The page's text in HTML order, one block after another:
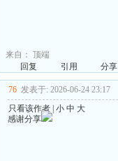
来自： 顶端
回复
引用 分享
76 发表于: 2026-06-24 23:17
只看该作者| 小 中 大
感谢分享